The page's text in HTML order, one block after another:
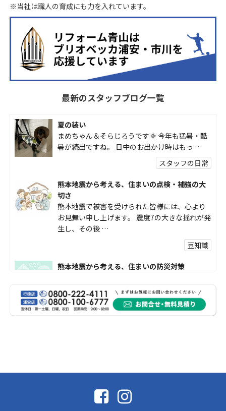
※当社は職人の育成にも力を入れています。
最新のスタッフブログ一覧
夏の装い
まめちゃん＆そらじろうです🌞 今年も猛暑・酷
暑が続出ですね。 日中のお出かけ時はもっ …
スタッフの日常
熊本地震から考える、住まいの点検・補強の大
切さ
熊本地震で被害を受けられた皆様には、心より
お見舞い申し上げます。 震度7の大きな揺れが発
生し、その後 …
豆知識
熊本地震から考える、住まいの防災対策
受けられた皆様に、心よりお見舞い申し上げま
す。 今回の地震 …
社長コラム